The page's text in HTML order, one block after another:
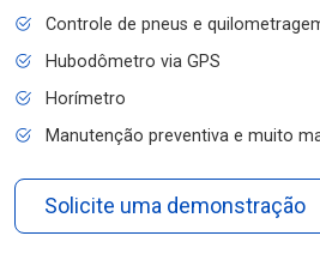
Controle de pneus e
Hubodômetro via GPS
Horímetro
Manutenção preventiva e muito
Solicite uma demonstração